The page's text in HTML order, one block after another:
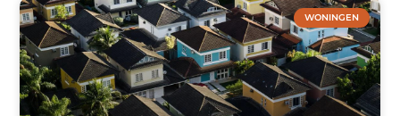
WONINGEN